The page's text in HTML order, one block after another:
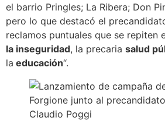
el barrio Pringles; La Ribera; Don
pero lo que destacó el
reclamos puntuales que se repiten
la inseguridad, la precaria salud
la educación“.